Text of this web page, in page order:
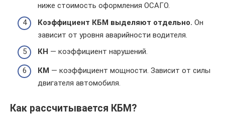
ниже стоимость оформления ОСАГО.
Коэффициент КБМ выделяют отдельно. Он
зависит от уровня аварийности водителя.
КН — коэффициент нарушений.
КМ — коэффициент мощности. Зависит от силы
двигателя автомобиля.
Как рассчитывается КБМ?